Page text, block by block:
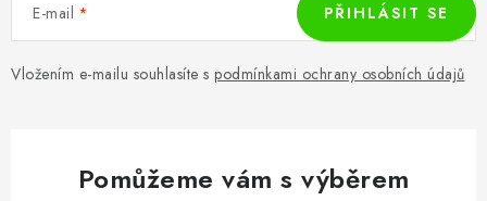
E-mail
Vložením e-mailu souhlasíte s podmínkami ochrany osobních údajů
PŘIHLÁSIT SE
Pomůžeme vám s výběrem